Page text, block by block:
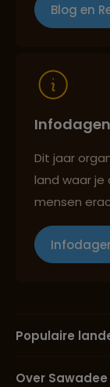
Blog en
Infodagen
Dit jaar
land waar je
mensen
Populaire
Over Sawadee